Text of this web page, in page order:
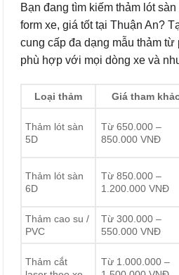
Bạn đang tìm kiếm thảm lót
form xe, giá tốt tại Thuận An?
cung cấp đa dạng mẫu thảm từ
phù hợp với mọi dòng xe và
Loại thảm Giá tham
Thảm lót sàn
5D
Từ 650.000 –
850.000 VNĐ
Thảm lót sàn
6D
Từ 850.000 –
1.200.000 VNĐ
Thảm cao su /
PVC
Từ 300.000 –
550.000 VNĐ
Thảm cắt
Từ 1.000.000 –